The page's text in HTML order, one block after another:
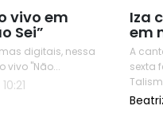
vivo em
Sei”
digitais, nessa
vivo "Não...
Iza
em
A
sexta